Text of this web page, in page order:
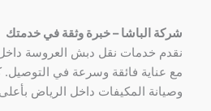
شركة الباشا – خبرة وثقة في خدمتك
نقدم خدمات نقل دبش العروسة
مع عناية فائقة وسرعة في
وصيانة المكيفات داخل الرياض